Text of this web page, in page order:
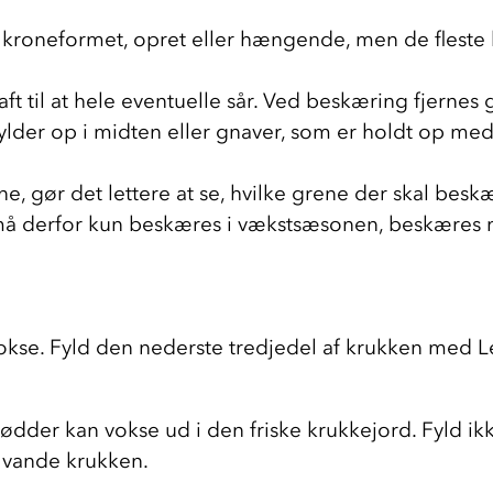
opret eller hængende, men de fleste
til at hele eventuelle sår. Ved beskæring fjernes
op i midten eller gnaver, som er holdt op
gør det lettere at se, hvilke grene der skal
derfor kun beskæres i vækstsæsonen, beskæres
Fyld den nederste tredjedel af krukken med
kan vokse ud i den friske krukkejord. Fyld
krukken.